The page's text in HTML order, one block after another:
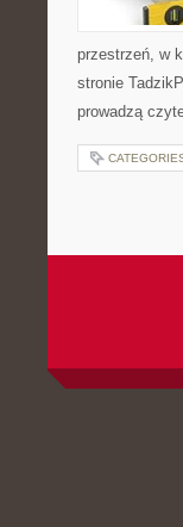
przestrzeń, w
stronie
prowadzą